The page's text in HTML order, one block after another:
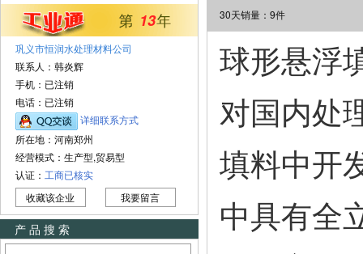
13
巩义市恒润水处理材料公司
联系人：韩炎辉
手机：已注销
电话：已注销
详细联系方式
所在地：河南郑州
经营模式：生产型,贸易型
认证： 工商已核实
收藏该企业
我要留言
产品搜索
30天销量：9件
球形悬浮
对国内处
填料中开
中具有全